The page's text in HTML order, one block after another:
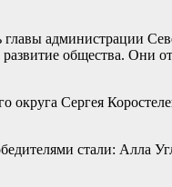
администрации
общества. Они
округа Сергея
стали: Алла